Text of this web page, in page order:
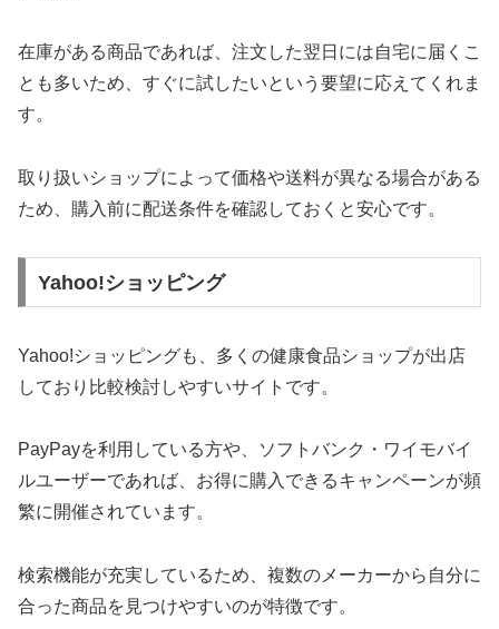
在庫がある商品であれば、注文した翌日には自宅に届くこ
とも多いため、すぐに試したいという要望に応えてくれま
す。
取り扱いショップによって価格や送料が異なる場合がある
ため、購入前に配送条件を確認しておくと安心です。
Yahoo!ショッピング
Yahoo!ショッピングも、多くの健康食品ショップが出店
しており比較検討しやすいサイトです。
PayPayを利用している方や、ソフトバンク・ワイモバイ
ルユーザーであれば、お得に購入できるキャンペーンが頻
繁に開催されています。
検索機能が充実しているため、複数のメーカーから自分に
合った商品を見つけやすいのが特徴です。